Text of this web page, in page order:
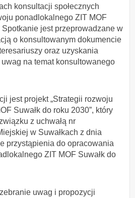
konsultacji społecznych
ponadlokalnego ZIT MOF
Spotkanie jest przeprowadzane w
o konsultowanym dokumencie
oraz uzyskania
na temat konsultowanego
jest projekt „Strategii rozwoju
Suwałk do roku 2030”, który
z uchwałą nr
w Suwałkach z dnia
przystąpienia do opracowania
ZIT MOF Suwałk do
uwag i propozycji